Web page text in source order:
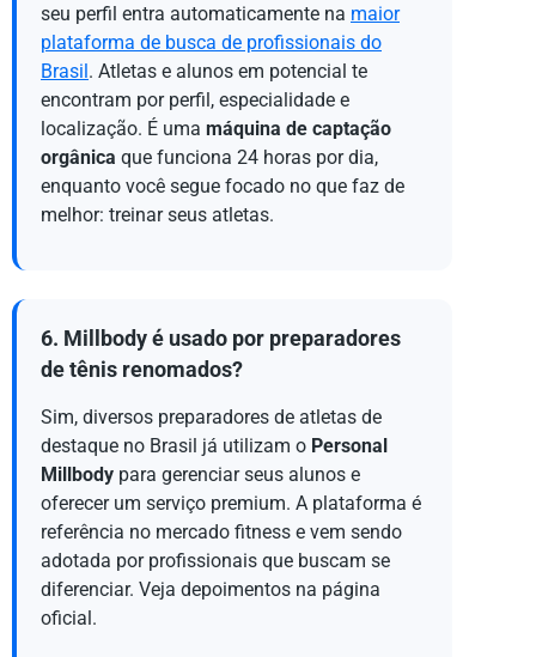
seu perfil entra automaticamente na maior
plataforma de busca de profissionais do
Brasil. Atletas e alunos em potencial te
encontram por perfil, especialidade e
localização. É uma máquina de captação
orgânica que funciona 24 horas por dia,
enquanto você segue focado no que faz de
melhor: treinar seus atletas.
6. Millbody é usado por preparadores
de tênis renomados?
Sim, diversos preparadores de atletas de
destaque no Brasil já utilizam o Personal
Millbody para gerenciar seus alunos e
oferecer um serviço premium. A plataforma é
referência no mercado fitness e vem sendo
adotada por profissionais que buscam se
diferenciar. Veja depoimentos na página
oficial.